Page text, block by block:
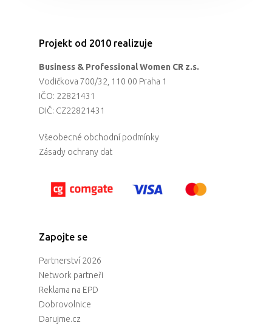
Projekt od 2010 realizuje
Business & Professional Women CR z.s.
Vodičkova 700/32, 110 00 Praha 1
IČO: 22821431
DIČ: CZ22821431
Všeobecné obchodní podmínky
Zásady ochrany dat
Zapojte se
Partnerství 2026
Network partneři
Reklama na EPD
Dobrovolnice
Darujme.cz